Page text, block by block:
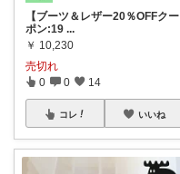
【ブーツ＆レザー20％OFFクー
ポン:19 ...
￥ 10,230
売切れ
0 0 14
コレ いいね